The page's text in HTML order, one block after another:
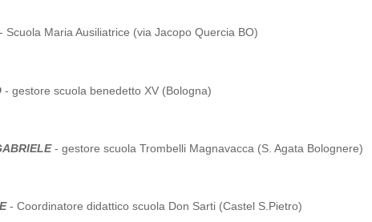
- Scuola Maria Ausiliatrice (via Jacopo Quercia BO)
- gestore scuola benedetto XV (Bologna)
- gestore scuola Trombelli Magnavacca (S. Agata Bolognere)
- Coordinatore didattico scuola Don Sarti (Castel S.Pietro)